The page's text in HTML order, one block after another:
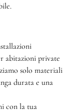
abitazioni private
solo materiali
durata e una
con la tua